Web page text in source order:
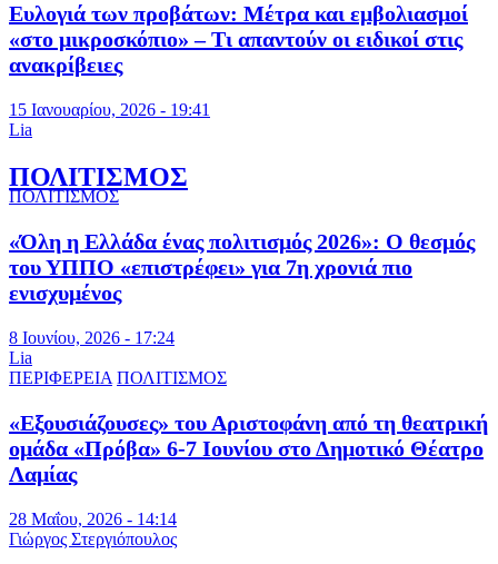
Ευλογιά των προβάτων: Μέτρα και εμβολιασμοί
«στο μικροσκόπιο» – Τι απαντούν οι ειδικοί στις
ανακρίβειες
15 Ιανουαρίου, 2026 - 19:41
Lia
ΠΟΛΙΤΙΣΜΟΣ
ΠΟΛΙΤΙΣΜΟΣ
«Όλη η Ελλάδα ένας πολιτισμός 2026»: Ο θεσμός
του ΥΠΠΟ «επιστρέφει» για 7η χρονιά πιο
ενισχυμένος
8 Ιουνίου, 2026 - 17:24
Lia
ΠΕΡΙΦΕΡΕΙΑ ΠΟΛΙΤΙΣΜΟΣ
«Εξουσιάζουσες» του Αριστοφάνη από τη θεατρική
ομάδα «Πρόβα» 6-7 Ιουνίου στο Δημοτικό Θέατρο
Λαμίας
28 Μαΐου, 2026 - 14:14
Γιώργος Στεργιόπουλος